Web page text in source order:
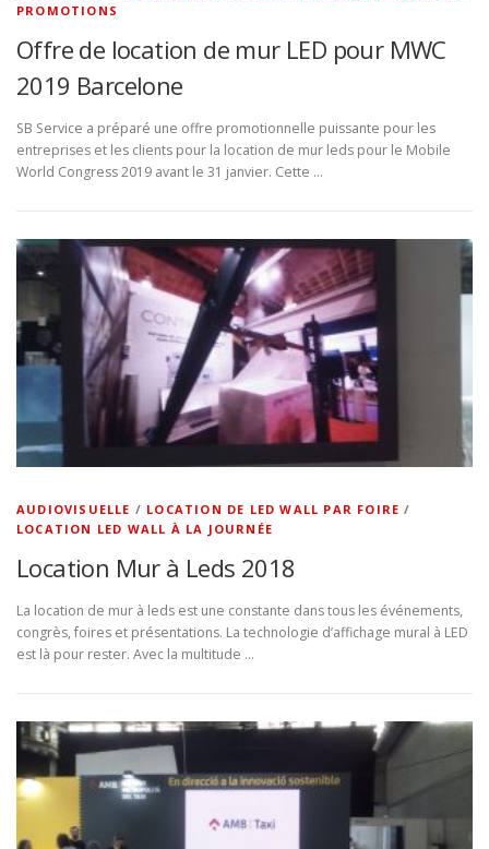
PROMOTIONS
Offre de location de mur LED pour MWC
2019 Barcelone
SB Service a préparé une offre promotionnelle puissante pour les
entreprises et les clients pour la location de mur leds pour le Mobile
World Congress 2019 avant le 31 janvier. Cette …
AUDIOVISUELLE / LOCATION DE LED WALL PAR FOIRE /
LOCATION LED WALL À LA JOURNÉE
Location Mur à Leds 2018
La location de mur à leds est une constante dans tous les événements,
congrès, foires et présentations. La technologie d’affichage mural à LED
est là pour rester. Avec la multitude …